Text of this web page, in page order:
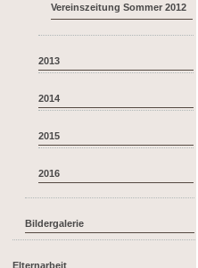
Vereinszeitung Sommer 2012
2013
2014
2015
2016
Bildergalerie
Elternarbeit